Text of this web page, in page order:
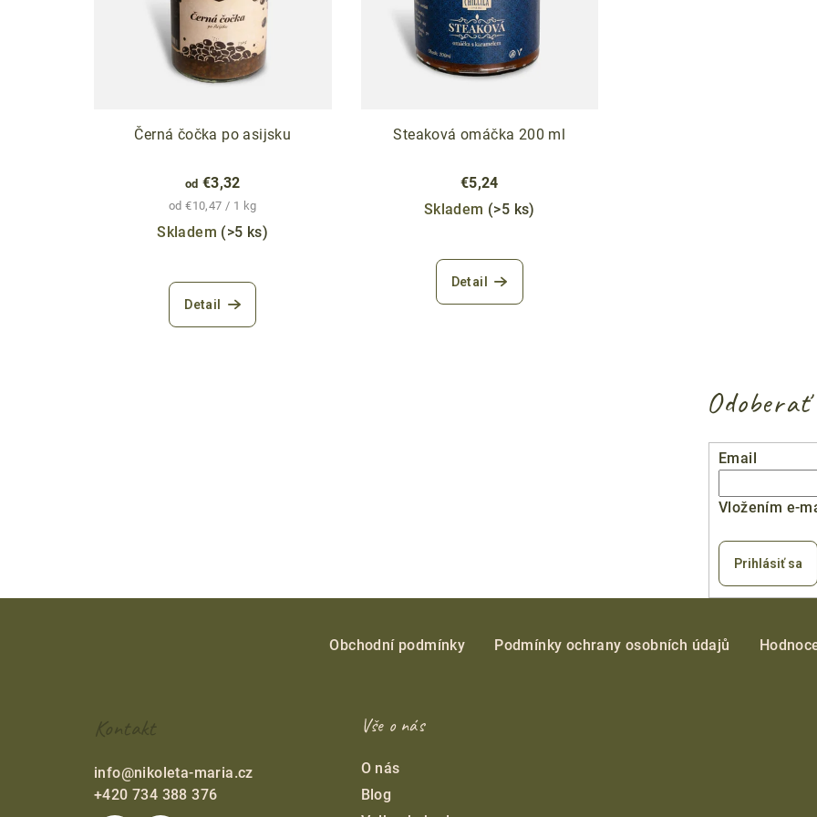
Černá čočka po asijsku
od €3,32
Jednotková
cena:
od €10,47 / 1 kg
Skladem (>5 ks)
hodnotenie
produktu
je
Detail
Steaková omáčka 200 ml
€5,24
Skladem (>5 ks)
Detail
Email
Vložením e-
Prihlásiť sa
Obchodní podmínky Podmínky ochrany osobních údajů
Kontakt
info@nikoleta-maria.cz
+420 734 388 376
Vše o nás
O nás
Blog